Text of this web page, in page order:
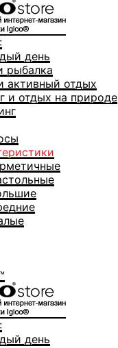
день
рыбалка
активный отдых
и отдых на природе
день